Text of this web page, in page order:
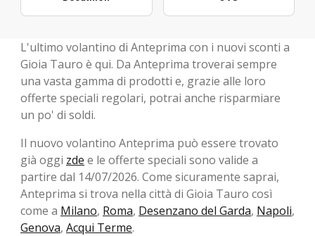
L'ultimo volantino di Anteprima con i nuovi sconti a
Gioia Tauro è qui. Da Anteprima troverai sempre
una vasta gamma di prodotti e, grazie alle loro
offerte speciali regolari, potrai anche risparmiare
un po' di soldi.
Il nuovo volantino Anteprima può essere trovato
già oggi zde e le offerte speciali sono valide a
partire dal 14/07/2026. Come sicuramente saprai,
Anteprima si trova nella città di Gioia Tauro così
come a Milano, Roma, Desenzano del Garda, Napoli,
Genova, Acqui Terme.